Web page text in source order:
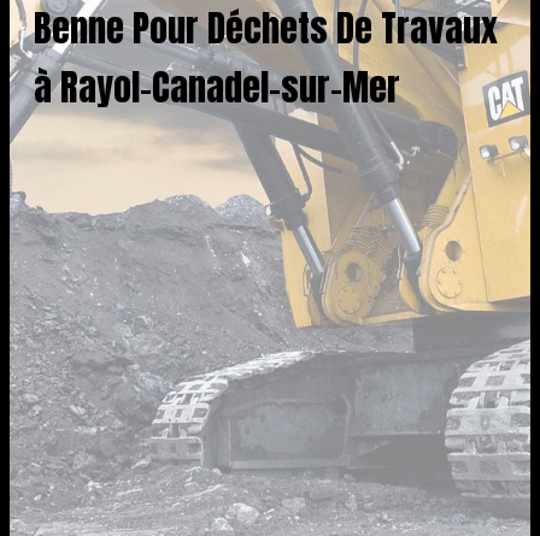
Benne Pour Déchets De Travaux
à Rayol-Canadel-sur-Mer